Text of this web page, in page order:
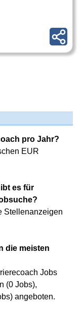
pro Jahr?
EUR
es für
Stellenanzeigen
die meisten
Jobs
(0 Jobs),
angeboten.